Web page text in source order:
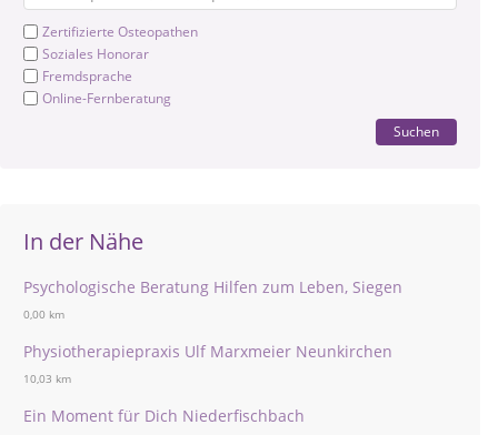
Zertifizierte Osteopathen
Soziales Honorar
Fremdsprache
Online-Fernberatung
Suchen
In der Nähe
Psychologische Beratung Hilfen zum Leben, Siegen
0,00 km
Physiotherapiepraxis Ulf Marxmeier Neunkirchen
10,03 km
Ein Moment für Dich Niederfischbach